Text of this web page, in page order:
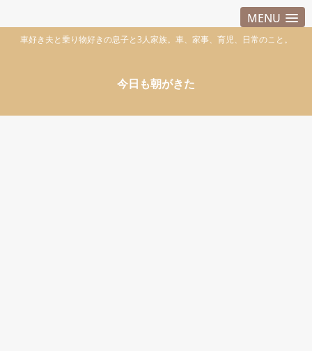
MENU
車好き夫と乗り物好きの息子と3人家族。車、家事、育児、日常のこと。
今日も朝がきた